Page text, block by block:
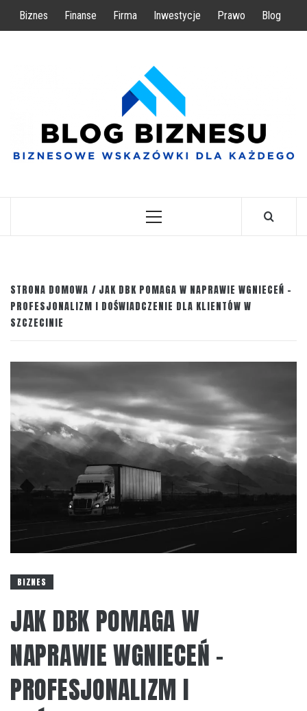
Biznes Finanse Firma Inwestycje Prawo Blog
Menu
STRONA DOMOWA
JAK DBK POMAGA W NAPRAWIE WGNIECEŃ –
PROFESJONALIZM I DOŚWIADCZENIE DLA KLIENTÓW W
SZCZECINIE
BIZNES
JAK DBK POMAGA W
NAPRAWIE WGNIECEŃ –
PROFESJONALIZM I